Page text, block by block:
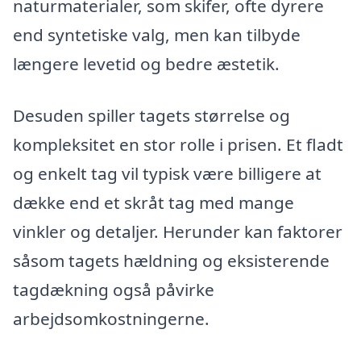
naturmaterialer, som skifer, ofte dyrere
end syntetiske valg, men kan tilbyde
længere levetid og bedre æstetik.
Desuden spiller tagets størrelse og
kompleksitet en stor rolle i prisen. Et fladt
og enkelt tag vil typisk være billigere at
dække end et skråt tag med mange
vinkler og detaljer. Herunder kan faktorer
såsom tagets hældning og eksisterende
tagdækning også påvirke
arbejdsomkostningerne.